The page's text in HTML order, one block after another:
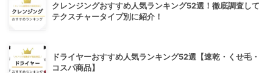
クレンジングおすすめ人気ランキング52選！徹底調査して
テクスチャータイプ別に紹介！
ドライヤーおすすめ人気ランキング52選【速乾・くせ毛・
コスパ商品】